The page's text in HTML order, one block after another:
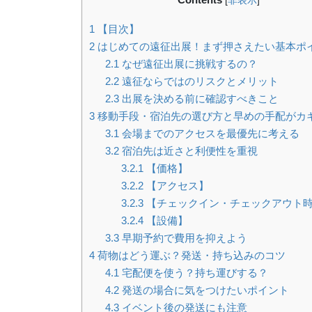
1 【目次】
2 はじめての遠征出展！まず押さえたい基本ポ
2.1 なぜ遠征出展に挑戦するの？
2.2遠征ならではのリスクとメリット
2.3出展を決める前に確認すべきこと
3 移動手段・宿泊先の選び方と早めの手配がカ
3.1 会場までのアクセスを最優先に考える
3.2宿泊先は近さと利便性を重視
3.2.1 【価格】
3.2.2【アクセス】
3.2.3【チェックイン・チェックアウト時
3.2.4【設備】
3.3早期予約で費用を抑えよう
4 荷物はどう運ぶ？発送・持ち込みのコツ
4.1 宅配便を使う？持ち運びする？
4.2発送の場合に気をつけたいポイント
4.3イベント後の発送にも注意